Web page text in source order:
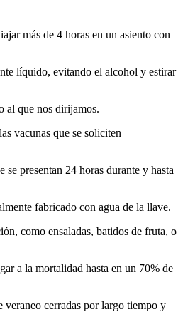
más de 4 horas en un asiento con
líquido, evitando el alcohol y estirar
al que nos dirijamos.
vacunas que se soliciten
presentan 24 horas durante y hasta
fabricado con agua de la llave.
como ensaladas, batidos de fruta, o
a la mortalidad hasta en un 70% de
veraneo cerradas por largo tiempo y